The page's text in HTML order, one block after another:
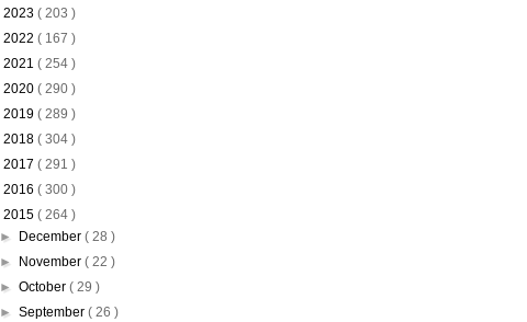
2023 ( 203 )
2022 ( 167 )
2021 ( 254 )
2020 ( 290 )
2019 ( 289 )
2018 ( 304 )
2017 ( 291 )
2016 ( 300 )
2015 ( 264 )
►
December ( 28 )
►
November ( 22 )
► October ( 29 )
► September ( 26 )